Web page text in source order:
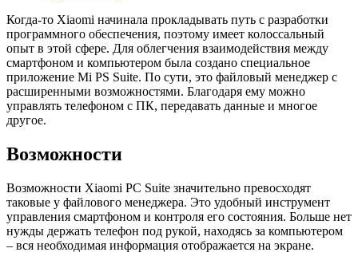
Когда-то Xiaomi начинала прокладывать путь с разработки
программного обеспечения, поэтому имеет колоссальный
опыт в этой сфере. Для облегчения взаимодействия между
смартфоном и компьютером была создано специальное
приложение Mi PS Suite. По сути, это файловый менеджер с
расширенными возможностями. Благодаря ему можно
управлять телефоном с ПК, передавать данные и многое
другое.
Возможности
Возможности Xiaomi PC Suite значительно превосходят
таковые у файлового менеджера. Это удобный инструмент
управления смартфоном и контроля его состояния. Больше нет
нужды держать телефон под рукой, находясь за компьютером
– вся необходимая информация отображается на экране.